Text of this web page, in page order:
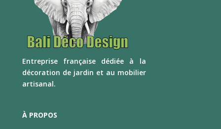
Entreprise française dédiée à la
décoration de jardin et au mobilier
artisanal.
À PROPOS